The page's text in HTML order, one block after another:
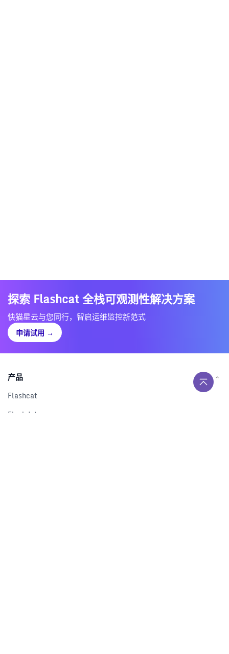
探索 Flashcat 全栈可观测性解决方案
快猫星云与您同行，智启运维监控新范式
申请试用 →
产品
Flashcat
Flashduty